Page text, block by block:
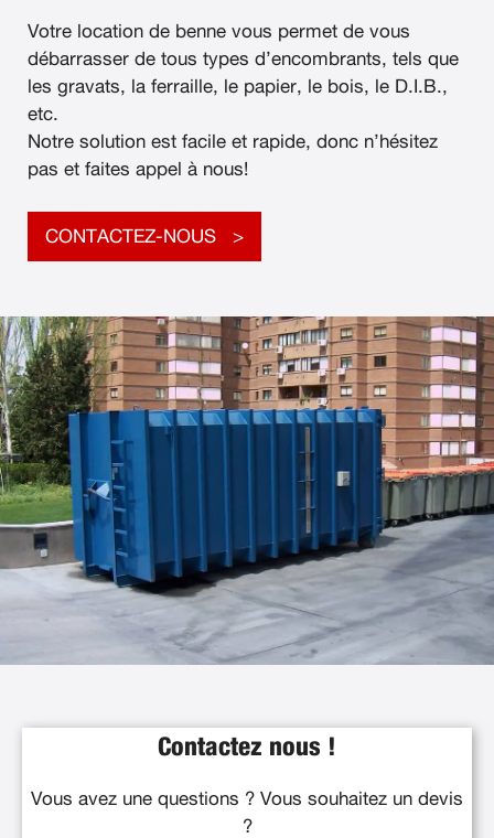
Votre location de benne vous permet de vous
débarrasser de tous types d’encombrants, tels que
les gravats, la ferraille, le papier, le bois, le D.I.B.,
etc.
Notre solution est facile et rapide, donc n’hésitez
pas et faites appel à nous!
CONTACTEZ-NOUS
Contactez nous !
Vous avez une questions ? Vous souhaitez un devis
?